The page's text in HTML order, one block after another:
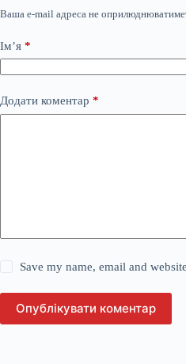
Ваша e-mail адреса не
Ім’я *
Додати коментар *
Save my name, email and
Опублікувати коментар